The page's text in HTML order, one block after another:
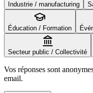
Industrie / manufacturing
Éducation / Formation
Secteur public / Collectivité
Vos réponses sont
email.